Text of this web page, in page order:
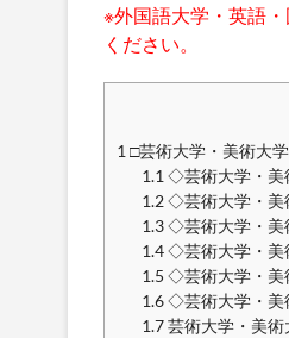
くだ
クま
※外国語大学・英語
ください。
1 □芸術大学・美術大
1.1 ◇芸術大学・美
1.2◇芸術大学・美
1.3◇芸術大学・美
1.4◇芸術大学・美
1.5 ◇芸術大学・美
1.6◇芸術大学・美
1.7芸術大学・美